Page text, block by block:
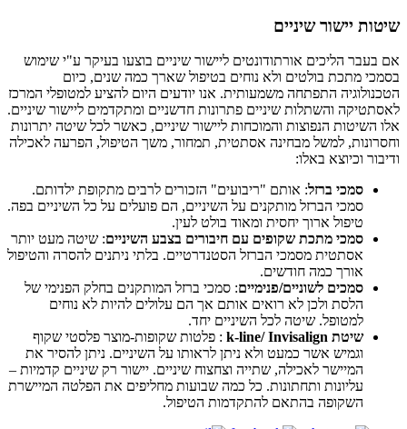
שיטות יישור שיניים
אם בעבר הליכים אורתודונטים ליישור שיניים בוצעו בעיקר ע"י שימוש
בסמכי מתכת בולטים ולא נוחים בטיפול שארך כמה שנים, כיום
הטכנולוגיה התפתחה משמעותית. אנו יודעים היום להציע למטופלי המרכז
לאסתטיקה והשתלות שיניים פתרונות חדשניים ומתקדמים ליישור שיניים.
אלו השיטות הנפוצות והמוכחות ליישור שיניים, כאשר לכל שיטה יתרונות
וחסרונות, למשל מבחינה אסתטית, תמחור, משך הטיפול, הפרעה לאכילה
ודיבור וכיוצא באלו:
סמכי ברזל: אותם "ריבועים" הזכורים לרבים מתקופת ילדותם.
סמכי הברזל מותקנים על השיניים, הם פועלים על כל השיניים בפה.
טיפול ארוך יחסית ומאוד בולט לעין.
סמכי מתכת שקופים עם חיבורים בצבע השיניים: שיטה מעט יותר
אסתטית מסמכי הברזל הסטנדרטיים. בלתי ניתנים להסרה והטיפול
אורך כמה חודשים.
סמכים לשוניים/פנימיים: סמכי ברזל המותקנים בחלק הפנימי של
הלסת ולכן לא רואים אותם אך הם עלולים להיות לא נוחים
למטופל. שיטה לכל השיניים יחד.
שיטת k-line/ Invisalign
: פלטות שקופות-מוצר פלסטי שקוף
וגמיש אשר כמעט ולא ניתן לראותו על השיניים. ניתן להסיר את
המיישר לאכילה, שתייה וצחצוח שיניים. יישור רק שיניים קדמיות –
עליונות ותחתונות. כל כמה שבועות מחליפים את הפלטה המיישרת
השקופה בהתאם להתקדמות הטיפול.